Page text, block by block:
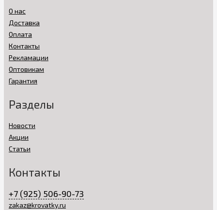
О нас
Доставка
Оплата
Контакты
Рекламации
Оптовикам
Гарантия
Разделы
Новости
Акции
Статьи
Контакты
+7 (925) 506-90-73
zakaz@krovatky.ru